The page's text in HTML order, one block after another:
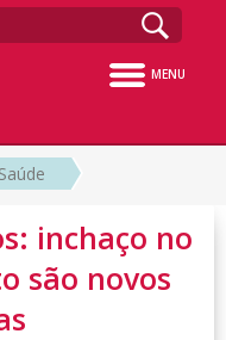
MENU
inchaço no
são novos